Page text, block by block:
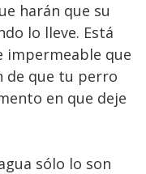
harán que su
lo lleve. Está
impermeable que
de que tu perro
en que deje
sólo lo son